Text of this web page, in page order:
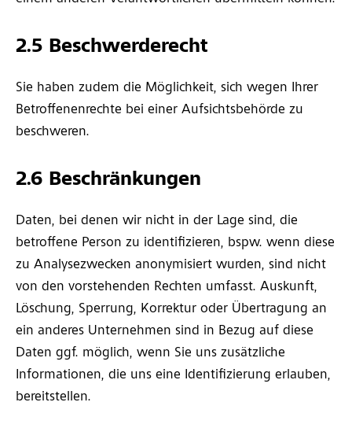
2.5 Beschwerderecht
Sie haben zudem die Möglichkeit, sich wegen Ihrer
Betroffenenrechte bei einer Aufsichtsbehörde zu
beschweren.
2.6 Beschränkungen
Daten, bei denen wir nicht in der Lage sind, die
betroffene Person zu identifizieren, bspw. wenn diese
zu Analysezwecken anonymisiert wurden, sind nicht
von den vorstehenden Rechten umfasst. Auskunft,
Löschung, Sperrung, Korrektur oder Übertragung an
ein anderes Unternehmen sind in Bezug auf diese
Daten ggf. möglich, wenn Sie uns zusätzliche
Informationen, die uns eine Identifizierung erlauben,
bereitstellen.